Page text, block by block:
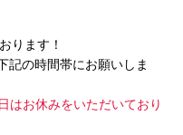
ります！
記の時間帯にお願いしま
お休みをいただいており